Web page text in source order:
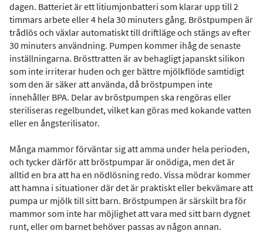
dagen. Batteriet är ett litiumjonbatteri som klarar upp till 2
timmars arbete eller 4 hela 30 minuters gång. Bröstpumpen är
trådlös och växlar automatiskt till driftläge och stängs av efter
30 minuters användning. Pumpen kommer ihåg de senaste
inställningarna. Brösttratten är av behagligt japanskt silikon
som inte irriterar huden och ger bättre mjölkflöde samtidigt
som den är säker att använda, då bröstpumpen inte
innehåller BPA. Delar av bröstpumpen ska rengöras eller
steriliseras regelbundet, vilket kan göras med kokande vatten
eller en ångsterilisator.
Många mammor förväntar sig att amma under hela perioden,
och tycker därför att bröstpumpar är onödiga, men det är
alltid en bra att ha en nödlösning redo. Vissa mödrar kommer
att hamna i situationer där det är praktiskt eller bekvämare att
pumpa ur mjölk till sitt barn. Bröstpumpen är särskilt bra för
mammor som inte har möjlighet att vara med sitt barn dygnet
runt, eller om barnet behöver passas av någon annan.